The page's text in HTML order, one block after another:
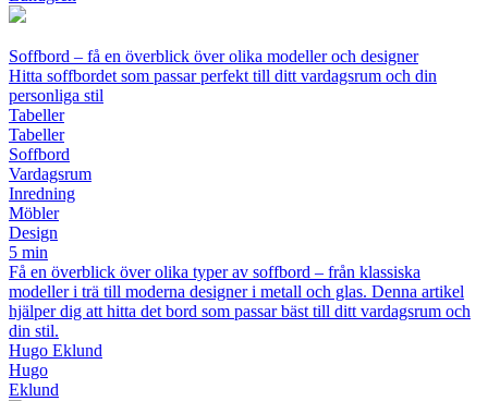
Soffbord – få en överblick över olika modeller och designer
Hitta soffbordet som passar perfekt till ditt vardagsrum och din
personliga stil
Tabeller
Tabeller
Soffbord
Vardagsrum
Inredning
Möbler
Design
5 min
Få en överblick över olika typer av soffbord – från klassiska
modeller i trä till moderna designer i metall och glas. Denna artikel
hjälper dig att hitta det bord som passar bäst till ditt vardagsrum och
din stil.
Hugo Eklund
Hugo
Eklund